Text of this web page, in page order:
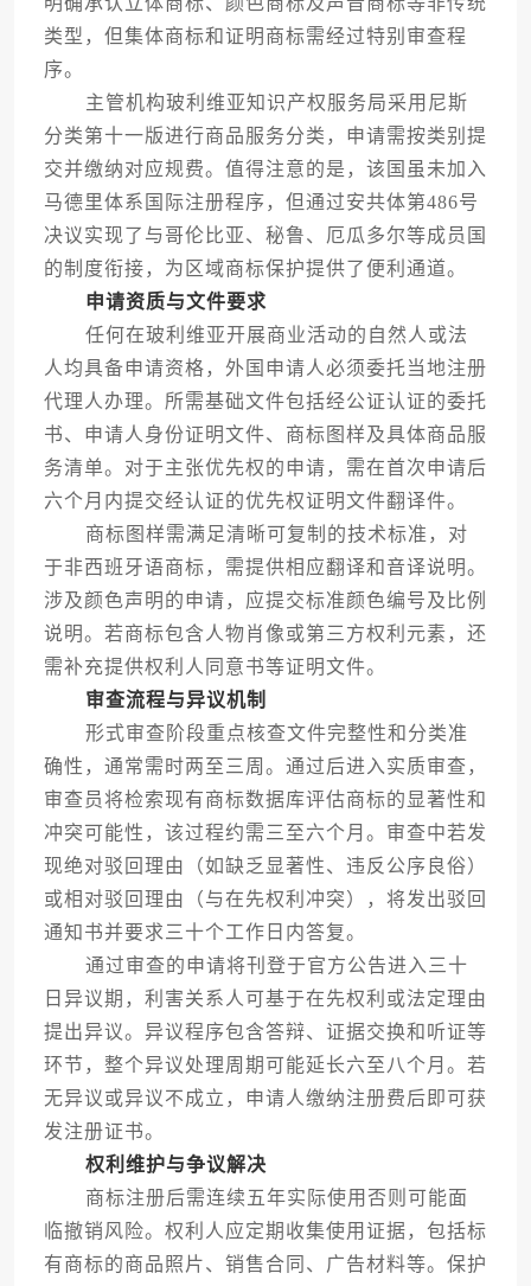
类型，但集体商标和证明商标需经过特别审查程
序。
主管机构玻利维亚知识产权服务局采用尼斯
分类第十一版进行商品服务分类，申请需按类别提
交并缴纳对应规费。值得注意的是，该国虽未加入
马德里体系国际注册程序，但通过安共体第486号
决议实现了与哥伦比亚、秘鲁、厄瓜多尔等成员国
的制度衔接，为区域商标保护提供了便利通道。
申请资质与文件要求
任何在玻利维亚开展商业活动的自然人或法
人均具备申请资格，外国申请人必须委托当地注册
代理人办理。所需基础文件包括经公证认证的委托
书、申请人身份证明文件、商标图样及具体商品服
务清单。对于主张优先权的申请，需在首次申请后
六个月内提交经认证的优先权证明文件翻译件。
商标图样需满足清晰可复制的技术标准，对
于非西班牙语商标，需提供相应翻译和音译说明。
涉及颜色声明的申请，应提交标准颜色编号及比例
说明。若商标包含人物肖像或第三方权利元素，还
需补充提供权利人同意书等证明文件。
审查流程与异议机制
形式审查阶段重点核查文件完整性和分类准
确性，通常需时两至三周。通过后进入实质审查，
审查员将检索现有商标数据库评估商标的显著性和
冲突可能性，该过程约需三至六个月。审查中若发
现绝对驳回理由（如缺乏显著性、违反公序良俗）
或相对驳回理由（与在先权利冲突），将发出驳回
通知书并要求三十个工作日内答复。
通过审查的申请将刊登于官方公告进入三十
日异议期，利害关系人可基于在先权利或法定理由
提出异议。异议程序包含答辩、证据交换和听证等
环节，整个异议处理周期可能延长六至八个月。若
无异议或异议不成立，申请人缴纳注册费后即可获
发注册证书。
权利维护与争议解决
商标注册后需连续五年实际使用否则可能面
临撤销风险。权利人应定期收集使用证据，包括标
有商标的商品照片、销售合同、广告材料等。保护